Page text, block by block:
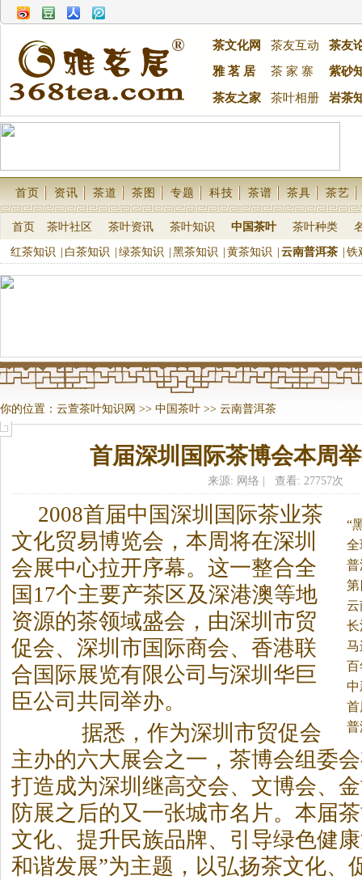
茶文化网 茶友互动
茶友
雅 茗 居
茶 家 寨 紫砂
茶友之家 茶叶相册 岩茶
首页 资讯 茶道 茶图 专题 科技 茶谱 茶具 茶艺
首页 茶叶社区 茶叶资讯 茶叶知识 中国茶叶 茶叶种类
红茶知识 白茶知识 绿茶知识 黑茶知识 黄茶知识 云南普洱茶 铁
你的位置： 云萱茶叶知识网 >> 中国茶叶 >> 云南普洱茶
首届深圳国际茶博会本周
来源: 网络 | 查看: 27757次
“
月
2008首届中国深圳国际茶业茶
文化贸易博览会，本周将在深圳
会展中心拉开序幕。 这一整合全
国17个主要产茶区及深港澳等地
资源的茶领域盛会，由深圳市贸
促会、深圳市国际商会、香港联
合国际展览有限公司与深圳华巨
臣公司共同举办。
据悉，作为深圳市贸促会
主办的六大展会之一， 茶博会组委
打造成为深圳继高交会、文博会、
防展之后的又一张城市名片。本届茶
文化、提升民族品牌、引导绿色健
和谐发展”为主题，以弘扬茶文化、